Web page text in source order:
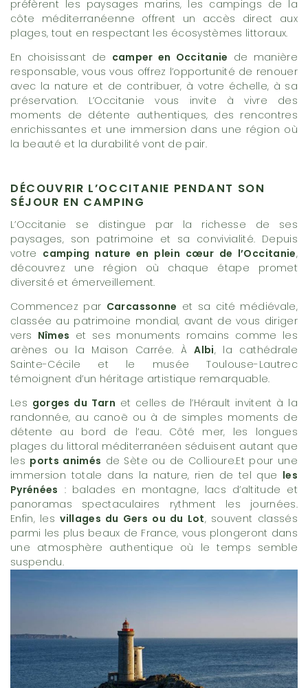
préfèrent les paysages marins, les campings de la
côte méditerranéenne offrent un accès direct aux
plages, tout en respectant les écosystèmes littoraux.
En choisissant de camper en Occitanie de manière
responsable, vous vous offrez l’opportunité de renouer
avec la nature et de contribuer, à votre échelle, à sa
préservation. L’Occitanie vous invite à vivre des
moments de détente authentiques, des rencontres
enrichissantes et une immersion dans une région où
la beauté et la durabilité vont de pair.
DÉCOUVRIR L’OCCITANIE PENDANT SON
SÉJOUR EN CAMPING
L’Occitanie se distingue par la richesse de ses
paysages, son patrimoine et sa convivialité. Depuis
votre camping nature en plein cœur de l’Occitanie,
découvrez une région où chaque étape promet
diversité et émerveillement.
Commencez par Carcassonne et sa cité médiévale,
classée au patrimoine mondial, avant de vous diriger
vers Nîmes et ses monuments romains comme les
arènes ou la Maison Carrée. ÀAlbi, la cathédrale
Sainte-Cécile et le musée Toulouse-Lautrec
témoignent d’un héritage artistique remarquable.
Les gorges du Tarn et celles de l’Hérault invitent à la
randonnée, au canoë ou à de simples moments de
détente au bord de l’eau. Côté mer, les longues
plages du littoral méditerranéen séduisent autant que
les ports animés de Sète ou de Collioure.Et pour une
immersion totale dans la nature, rien de tel que les
Pyrénées : balades en montagne, lacs d’altitude et
panoramas spectaculaires rythment les journées.
Enfin, lesvillages du Gers ou du Lot, souvent classés
parmi les plus beaux de France, vous plongeront dans
une atmosphère authentique où le temps semble
suspendu.